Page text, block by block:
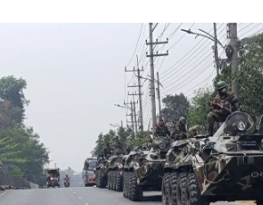
খেলা
বিনোদন
লাইফ
স্টাইল